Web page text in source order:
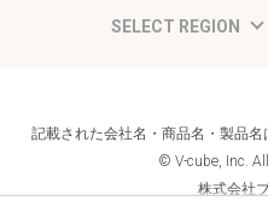
SELECT REGION
記載された会社名・商品名・製品名
© V-cube, Inc.
株式会社